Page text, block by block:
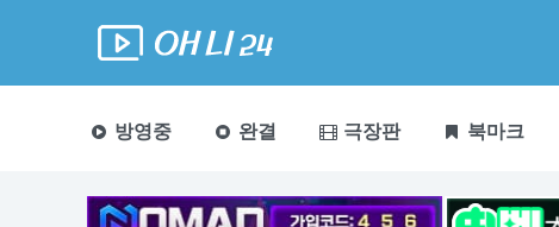
방영중 완결 극장판 북마크